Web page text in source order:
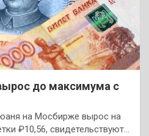
до максимума с
на Мосбирже вырос на
₽10,56, свидетельствуют…